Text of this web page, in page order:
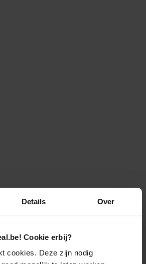
Details Over
Cookie erbij?
cookies. Deze zijn nodig